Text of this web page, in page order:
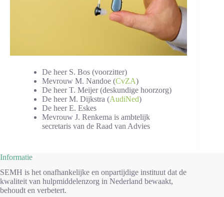
De heer S. Bos (voorzitter)
Mevrouw M. Nandoe (CvZA)
De heer T. Meijer (deskundige hoorzorg)
De heer M. Dijkstra (AudiNed)
De heer E. Eskes
Mevrouw J. Renkema is ambtelijk
secretaris van de Raad van Advies
Informatie
SEMH is het onafhankelijke en onpartijdige instituut dat de
kwaliteit van hulpmiddelenzorg in Nederland bewaakt,
behoudt en verbetert.